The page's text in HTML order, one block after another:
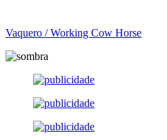
Vaquero / Working Cow Horse